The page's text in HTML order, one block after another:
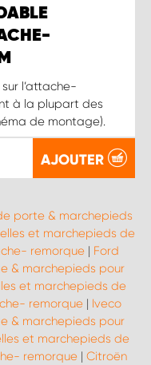
l’attache-
à la plupart des
de montage).
AJOUTER
porte & marchepieds
et marchepieds de
remorque | Ford
& marchepieds pour
et marchepieds de
remorque| Iveco
& marchepieds pour
et marchepieds de
remorque| Citroën